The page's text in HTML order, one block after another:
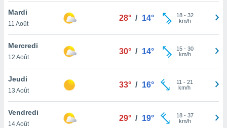
qu'ils
ou
le
ainsi
un
Mardi
11 Août
28° / 14° 18- 32
km/h
Mercredi
12 Août
30° / 14° 15- 30
km/h
Jeudi
13 Août
33° / 16° 11 - 21
km/h
Vendredi
14 Août
29° / 19° 18- 37
km/h